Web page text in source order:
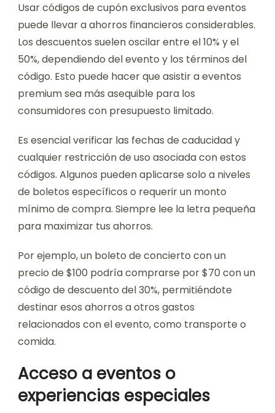
Usar códigos de cupón exclusivos para eventos
puede llevar a ahorros financieros considerables.
Los descuentos suelen oscilar entre el 10% y el
50%, dependiendo del evento y los términos del
código. Esto puede hacer que asistir a eventos
premium sea más asequible para los
consumidores con presupuesto limitado.
Es esencial verificar las fechas de caducidad y
cualquier restricción de uso asociada con estos
códigos. Algunos pueden aplicarse solo a niveles
de boletos específicos o requerir un monto
mínimo de compra. Siempre lee la letra pequeña
para maximizar tus ahorros.
Por ejemplo, un boleto de concierto con un
precio de $100 podría comprarse por $70 con un
código de descuento del 30%, permitiéndote
destinar esos ahorros a otros gastos
relacionados con el evento, como transporte o
comida.
Acceso a eventos o
experiencias especiales